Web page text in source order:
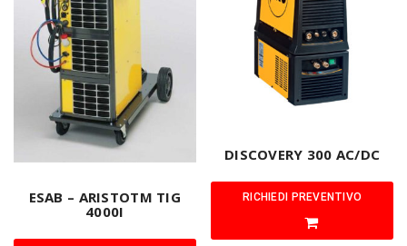
ESAB – ARISTOTM TIG
4000I
DISCOVERY 300 AC/DC
RICHIEDI PREVENTIVO